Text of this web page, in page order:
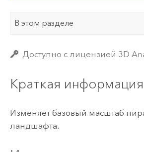
В этом разделе
Доступно с лицензией 3D
Краткая информация
Изменяет базовый масштаб
ландшафта.